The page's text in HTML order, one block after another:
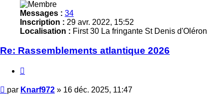
Messages : 34
Inscription : 29 avr. 2022, 15:52
Localisation : First 30 La fringante St Denis d'Oléron
Re: Rassemblements atlantique 2026
Message
par Knarf972 » 16 déc. 2025, 11:47